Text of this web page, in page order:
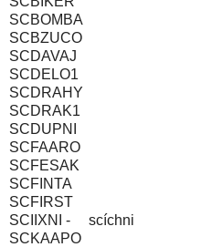
SCBOMBA
SCBZUCO
SCDAVAJ
SCDELO1
SCDRAHY
SCDRAK1
SCDUPNI
SCFAARO
SCFESAK
SCFINTA
SCFIRST
SCIIXNI -
scíchni
SCKAAPO